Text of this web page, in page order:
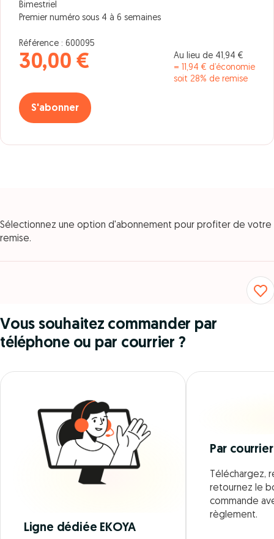
Bimestriel
Premier numéro sous 4 à 6 semaines
Référence : 600095
30,00 €
Au lieu de 41,94 €
= 11,94 € d’économie
soit 28% de remise
S'abonner
Sélectionnez une option d'abonnement pour profiter de votre
remise.
Vous souhaitez commander par
téléphone ou par courrier ?
Ligne dédiée EKOYA
Par courrier
Téléchargez,
retournez le
commande
règlement.